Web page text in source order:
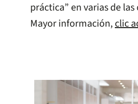
práctica” en varias de
Mayor información,clic